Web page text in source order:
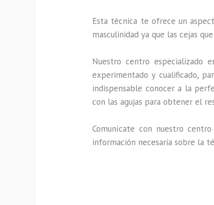
Esta técnica te ofrece un
masculinidad ya que las cejas
Nuestro centro especializado
experimentado y cualificado,
indispensable conocer a la
con las agujas para obtener el
Comunícate con nuestro
información necesaria sobre la